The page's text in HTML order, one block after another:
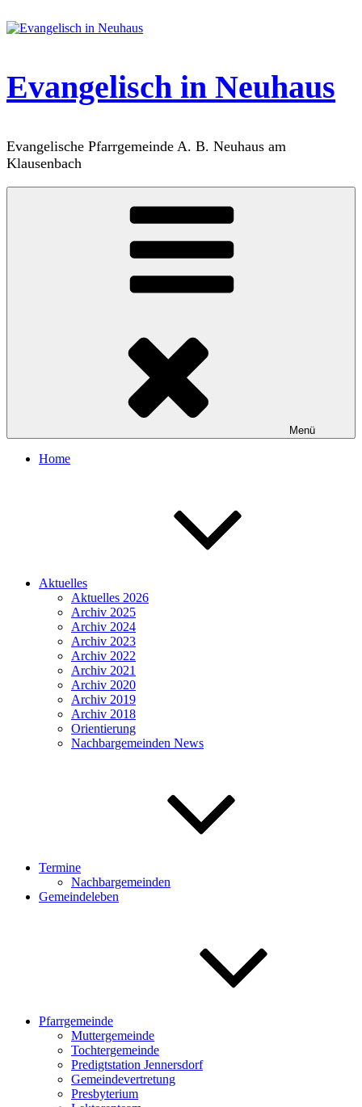
Inhalt
Evangelisch in Neuhaus
Evangelische Pfarrgemeinde A. B. Neuhaus am
Klausenbach
Menü
Home
Aktuelles
Aktuelles 2026
Archiv 2025
Archiv 2024
Archiv 2023
Archiv 2022
Archiv 2021
Archiv 2020
Archiv 2019
Archiv 2018
Orientierung
Nachbargemeinden News
Termine
Nachbargemeinden
Gemeindeleben
Pfarrgemeinde
Muttergemeinde
Tochtergemeinde
Predigtstation Jennersdorf
Gemeindevertretung
Presbyterium